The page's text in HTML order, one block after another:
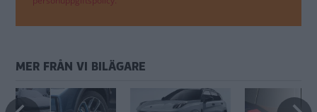
MER FRÅN VI BILÄGARE